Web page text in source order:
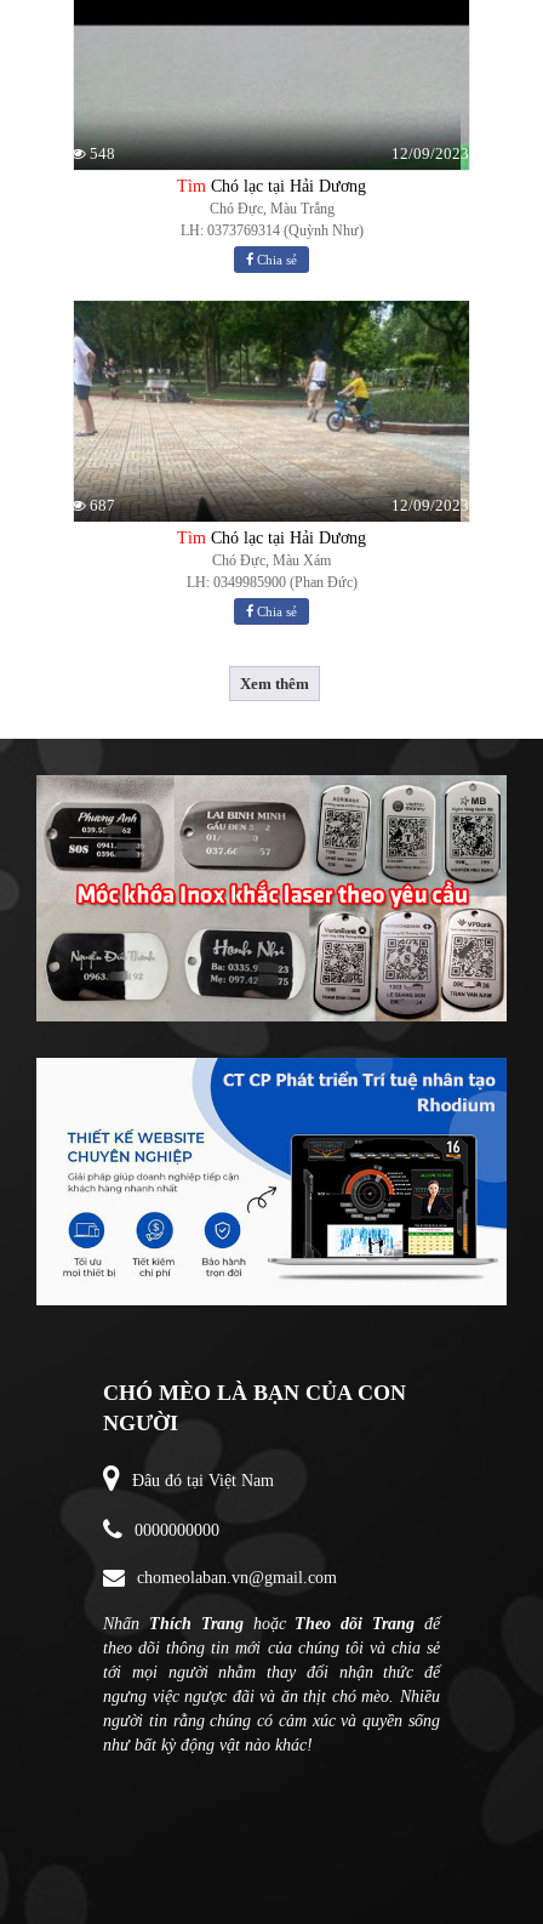
548
12/09/2023
Tìm Chó lạc tại Hải Dương
Chó Đực, Màu Trắng
LH: 0373769314 (Quỳnh Như)
Chia sẻ
687
12/09/2023
Tìm Chó lạc tại Hải Dương
Chó Đực, Màu Xám
LH: 0349985900 (Phan Đức)
Chia sẻ
Xem thêm
CHÓ MÈO LÀ BẠN CỦA CON
NGƯỜI
Đâu đó tại Việt Nam
0000000000
chomeolaban.vn@gmail.com
Nhấn Thích Tranghoặc Theo dõi Trang để
theo dõi thông tin mới của chúng tôi và chia sẻ
tới mọi người nhằm thay đổi nhận thức để
ngưng việc ngược đãi và ăn thịt chó mèo. Nhiều
người tin rằng chúng có cảm xúc và quyền sống
như bất kỳ động vật nào khác!